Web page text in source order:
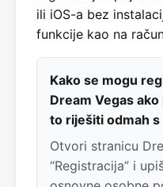
ili iOS-a bez
funkcije kao na
Kako se mogu
Dream Vegas
to riješiti odmah s
Otvori stranicu
“Registracija” i